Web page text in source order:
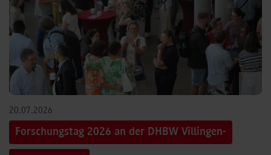
20.07.2026
Forschungstag 2026 an der DHBW Villingen-